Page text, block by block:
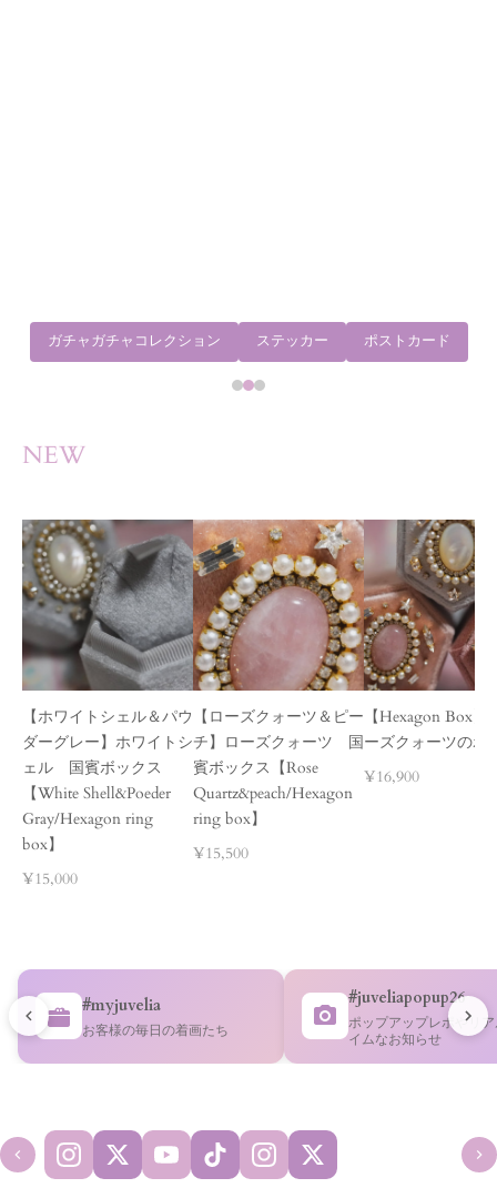
ちびやみねこちゃん じゅべねこちゃん
NEW
【ホワイトシェル＆パウ
ダーグレー】ホワイトシ
ェル 国賓ボックス
【White Shell&Poeder
Gray/Hexagon ring
box】
¥15,000
【ローズクォーツ＆ピー
チ】ローズクォーツ 国
賓ボックス【Rose
Quartz&peach/Hexagon
ring box】
¥15,500
【Hexagon Box】
ーズクォーツのボ
¥16,900
#myjuvelia
お客様の毎日の着画たち
#juveliapopup26
ポップアップレポやリ
イムなお知らせ